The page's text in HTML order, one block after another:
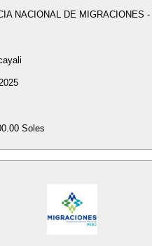
NACIONAL DE MIGRACIONES
Soles